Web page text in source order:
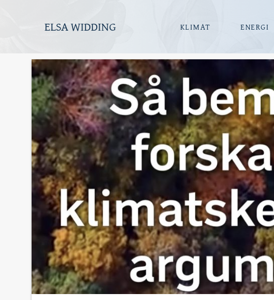
ELSA WIDDING KLIMAT ENERGI